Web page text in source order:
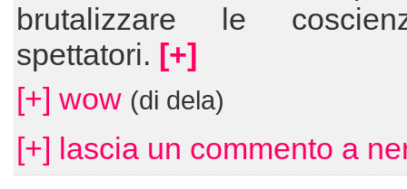
brutalizzare le
spettatori. [+]
[+] wow (di dela)
[+] lascia un commento a